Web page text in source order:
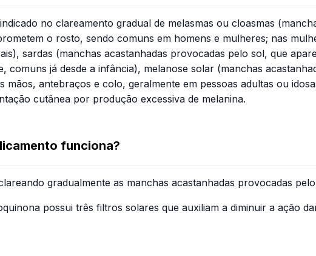
no clareamento gradual de melasmas ou cloasmas
o rosto, sendo comuns em homens e mulheres; nas
sardas (manchas acastanhadas provocadas pelo sol, que
comuns já desde a infância), melanose solar (manchas
mãos, antebraços e colo, geralmente em pessoas adultas ou
cutânea por produção excessiva de melanina.
funciona?
gradualmente as manchas acastanhadas provocadas
possui três filtros solares que auxiliam a diminuir a ação